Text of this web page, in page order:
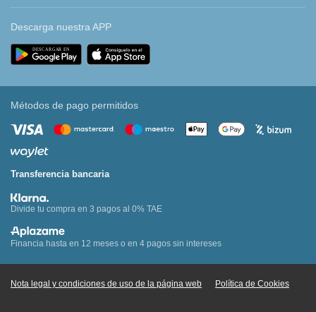
Descarga nuestra APP
Métodos de pago permitidos
Transferencia bancaria
Divide tu compra en 3 pagos al 0% TAE
Financia hasta en 12 meses o en 4 pagos sin intereses
Nota legal y condiciones de uso de la página web Política de Cookies